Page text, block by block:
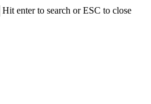
Hit enter to search or ESC to close